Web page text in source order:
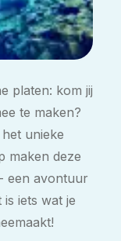
platen: kom jij
te maken?
unieke
maken deze
een avontuur
iets wat je